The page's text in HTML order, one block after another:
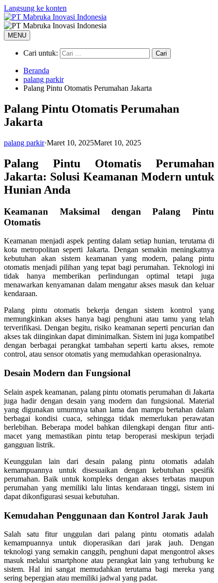
Langsung ke konten
MENU
Cari untuk:
Beranda
palang parkir
Palang Pintu Otomatis Perumahan Jakarta
Palang Pintu Otomatis Perumahan
Jakarta
palang parkir·Maret 10, 2025Maret 10, 2025
Palang Pintu Otomatis Perumahan
Jakarta: Solusi Keamanan Modern untuk
Hunian Anda
Keamanan Maksimal dengan Palang Pintu
Otomatis
Keamanan menjadi aspek penting dalam setiap hunian, terutama di
kota metropolitan seperti Jakarta. Dengan semakin meningkatnya
kebutuhan akan sistem keamanan yang modern, palang pintu
otomatis menjadi pilihan yang tepat bagi perumahan. Teknologi ini
tidak hanya memberikan perlindungan optimal tetapi juga
menawarkan kenyamanan dalam mengatur akses masuk dan keluar
kendaraan.
Palang pintu otomatis bekerja dengan sistem kontrol yang
memungkinkan akses hanya bagi penghuni atau tamu yang telah
terverifikasi. Dengan begitu, risiko keamanan seperti pencurian dan
akses tak diinginkan dapat diminimalkan. Sistem ini juga kompatibel
dengan berbagai perangkat tambahan seperti kartu akses, remote
control, atau sensor otomatis yang memudahkan operasionalnya.
Desain Modern dan Fungsional
Selain aspek keamanan, palang pintu otomatis perumahan di Jakarta
juga hadir dengan desain yang modern dan fungsional. Material
yang digunakan umumnya tahan lama dan mampu bertahan dalam
berbagai kondisi cuaca, sehingga tidak memerlukan perawatan
berlebihan. Beberapa model bahkan dilengkapi dengan fitur anti-
macet yang memastikan pintu tetap beroperasi meskipun terjadi
gangguan listrik.
Keunggulan lain dari desain palang pintu otomatis adalah
kemampuannya untuk disesuaikan dengan kebutuhan spesifik
perumahan. Baik untuk kompleks dengan akses terbatas maupun
perumahan yang memiliki lalu lintas kendaraan tinggi, sistem ini
dapat dikonfigurasi sesuai kebutuhan.
Kemudahan Penggunaan dan Kontrol Jarak Jauh
Salah satu fitur unggulan dari palang pintu otomatis adalah
kemampuannya untuk dioperasikan dari jarak jauh. Dengan
teknologi yang semakin canggih, penghuni dapat mengontrol akses
masuk melalui smartphone atau perangkat lain yang terhubung ke
sistem. Hal ini sangat memudahkan terutama bagi mereka yang
sering bepergian atau memiliki jadwal yang padat.